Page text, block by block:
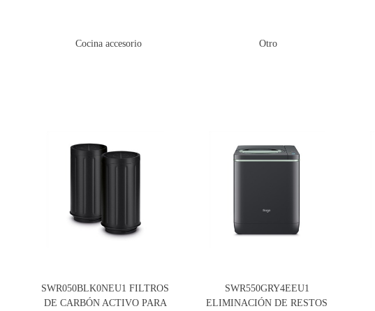
Cocina accesorio Otro
SWR050BLK0NEU1 FILTROS
DE CARBÓN ACTIVO PARA
SWR550GRY4EEU1
ELIMINACIÓN DE RESTOS